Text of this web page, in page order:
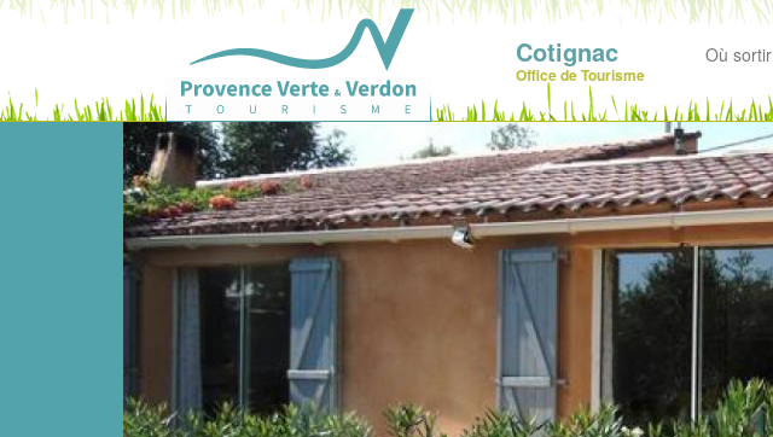
Cotignac
Office de Tourisme
Où sortir